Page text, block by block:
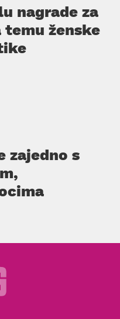
nagrade za
ženske
zajedno s